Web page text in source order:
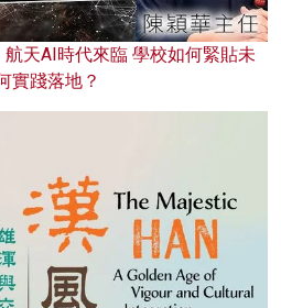
天AI時代來臨 學校如何緊貼未
實踐落地？